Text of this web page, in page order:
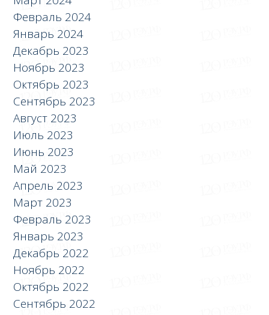
Февраль 2024
Январь 2024
Декабрь 2023
Ноябрь 2023
Октябрь 2023
Сентябрь 2023
Август 2023
Июль 2023
Июнь 2023
Май 2023
Апрель 2023
Март 2023
Февраль 2023
Январь 2023
Декабрь 2022
Ноябрь 2022
Октябрь 2022
Сентябрь 2022